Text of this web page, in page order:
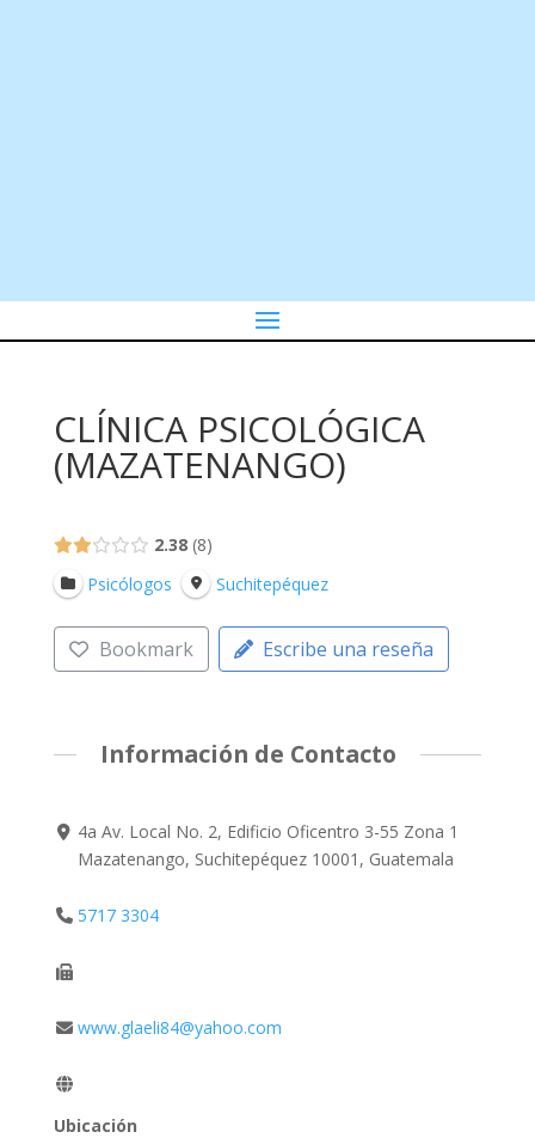
CLÍNICA PSICOLÓGICA
(MAZATENANGO)
2.38 8
Psicólogos
Suchitepéquez
Bookmark Escribe una reseña
Información de Contacto
4a Av. Local No. 2, Edificio Oficentro 3-55 Zona 1
Mazatenango, Suchitepéquez 10001, Guatemala
5717 3304
www.glaeli84@yahoo.com
Ubicación